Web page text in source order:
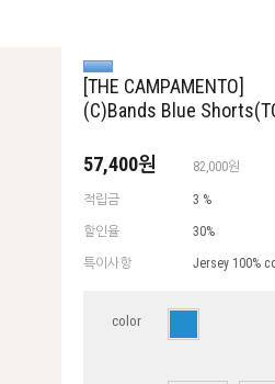
[THE CAMPAMENTO]
(C)Bands Blue
57,400원 82,000원
적립금 3 %
할인율 30%
특이사항 Jersey 100%
color